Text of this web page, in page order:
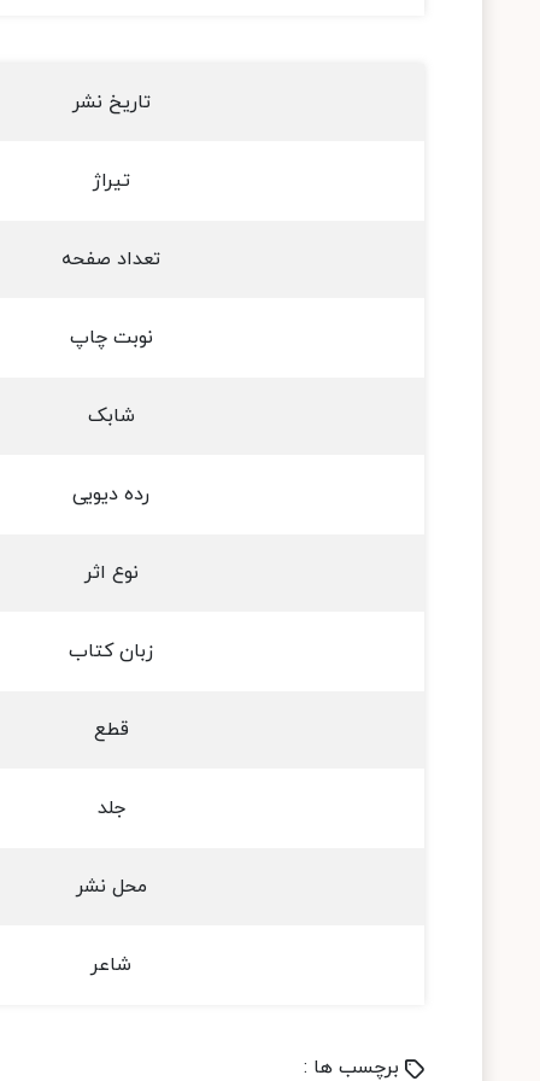
تاریخ نشر
تیراژ
تعداد صفحه
نوبت چاپ
شابک
رده دیویی
نوع اثر
زبان کتاب
قطع
جلد
محل نشر
شاعر
برچسب ها :